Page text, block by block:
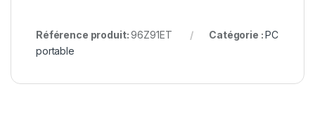
Référence produit:96Z91ET Catégorie :PC
portable